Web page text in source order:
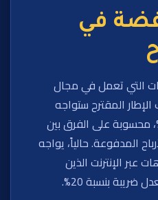
في
التي تعمل في مجال
المقترح ستواجه
أرباح الألعاب بنسبة 5%، محسوبة على الفرق بين
المدفوعة. حالياً، يواجه
عبر الإنترنت الذين
بنسبة 20%.